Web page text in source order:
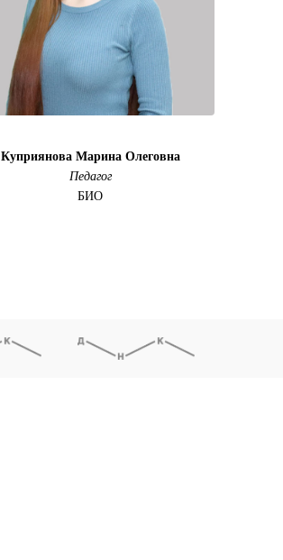
Куприянова Марина Олеговна
Педагог
БИО